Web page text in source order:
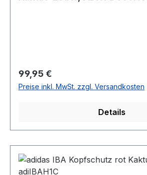
Regulärer Preis:
99,95 €
Preise inkl. MwSt. zzgl. Versandkosten
Details